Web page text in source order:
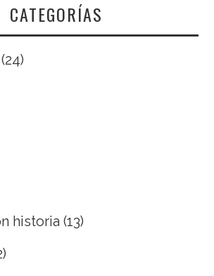
CATEGORÍAS
(24)
historia (13)